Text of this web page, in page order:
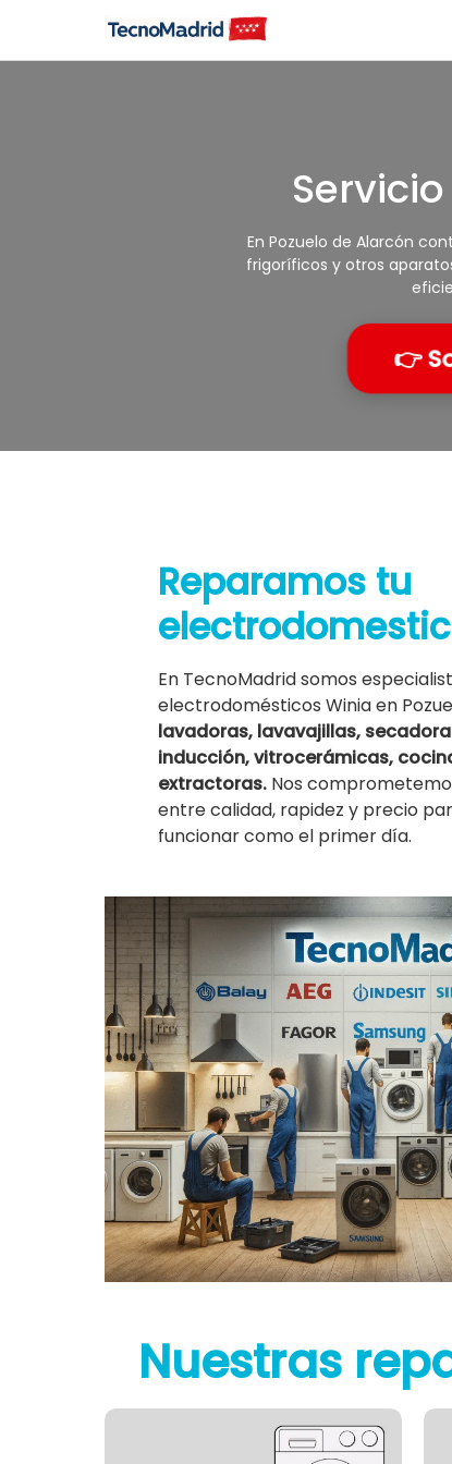
contenido
En Pozuelo de Alarcón
frigoríficos y otros
👉
Reparamos tu
En TecnoMadrid somos
electrodomésticos Winia en
lavadoras, lavavajillas,
inducción, vitrocerámicas,
extractoras.Nos
entre calidad, rapidez y precio
funcionar como el primer día.
Nuestras